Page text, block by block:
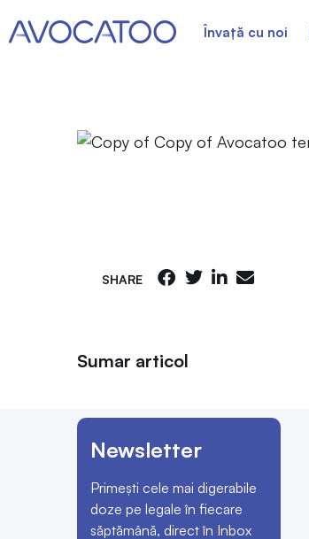
Învață cu noi
SHARE
Sumar articol
Newsletter
Primești cele mai digerabile
doze pe legale în fiecare
săptămână, direct în Inbox